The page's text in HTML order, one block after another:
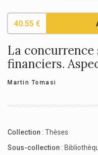
40.55 €
La concurrence
financiers.
Martin Tomasi
Collection : Thèses
Sous-collection :